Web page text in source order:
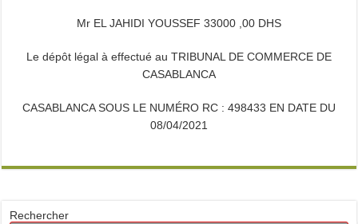
Mr EL JAHIDI YOUSSEF 33000 ,00 DHS
Le dépôt légal à effectué au TRIBUNAL DE COMMERCE DE
CASABLANCA
CASABLANCA SOUS LE NUMÉRO RC : 498433 EN DATE DU
08/04/2021
Rechercher